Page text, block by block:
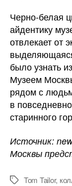
Черно-белая
айдентику
отвлекает от
было узнать
Музеем
рядом с
в
старинного
Источник:
Москвы
МеткиTom Tailor,